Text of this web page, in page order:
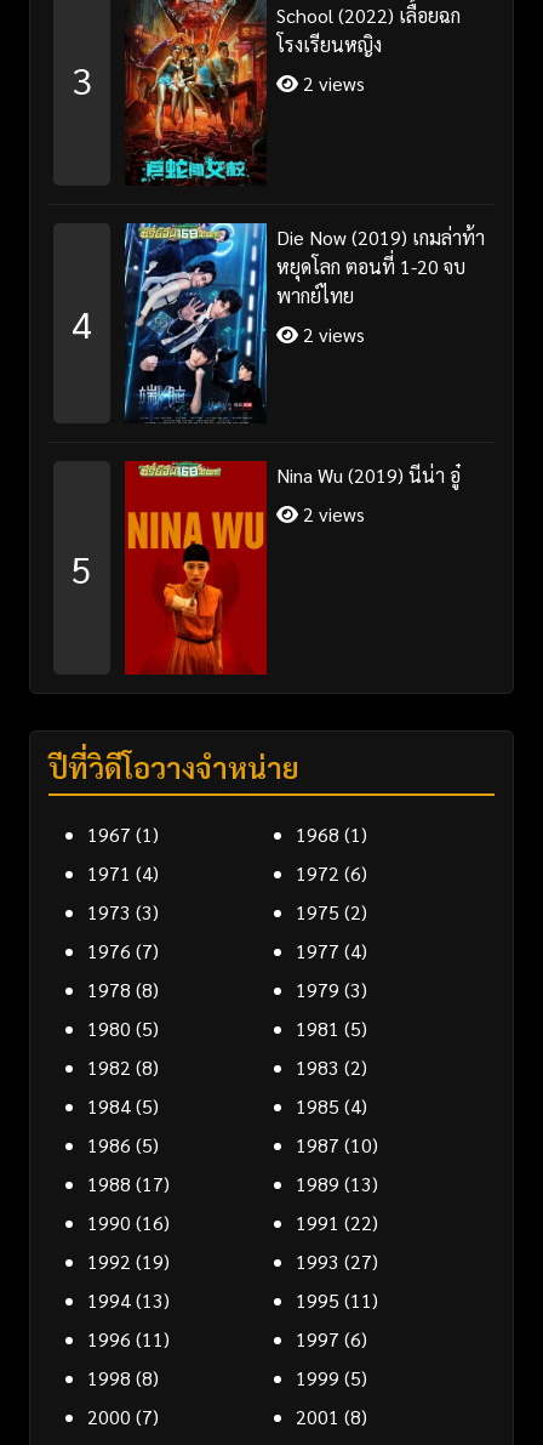
3
School (2022) เลื้อยฉก
โรงเรียนหญิง
2 views
4
Die Now (2019) เกมล่าท้า
หยุดโลก ตอนที่ 1-20 จบ
พากย์ไทย
2 views
5
Nina Wu (2019) นีน่า อู๋
2 views
ปีที่วิดีโอวางจำหน่าย
1967 (1) 1968 (1)
1971 (4) 1972 (6)
1973 (3) 1975 (2)
1976 (7) 1977 (4)
1978 (8) 1979 (3)
1980 (5) 1981 (5)
1982 (8) 1983 (2)
1984(5) 1985 (4)
1986 (5) 1987 (10)
1988 (17) 1989 (13)
1990 (16) 1991 (22)
1992 (19) 1993 (27)
1994(13) 1995 (11)
1996 (11) 1997 (6)
1998 (8) 1999 (5)
2000 (7) 2001 (8)